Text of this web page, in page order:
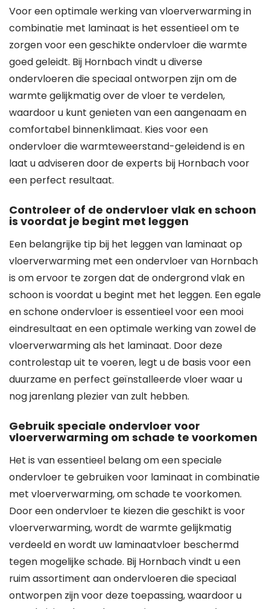
Voor een optimale werking van vloerverwarming in
combinatie met laminaat is het essentieel om te
zorgen voor een geschikte ondervloer die warmte
goed geleidt. Bij Hornbach vindt u diverse
ondervloeren die speciaal ontworpen zijn om de
warmte gelijkmatig over de vloer te verdelen,
waardoor u kunt genieten van een aangenaam en
comfortabel binnenklimaat. Kies voor een
ondervloer die warmteweerstand-geleidend is en
laat u adviseren door de experts bij Hornbach voor
een perfect resultaat.
Controleer of de ondervloer vlak en schoon
is voordat je begint met leggen
Een belangrijke tip bij het leggen van laminaat op
vloerverwarming met een ondervloer van Hornbach
is om ervoor te zorgen dat de ondergrond vlak en
schoon is voordat u begint met het leggen. Een egale
en schone ondervloer is essentieel voor een mooi
eindresultaat en een optimale werking van zowel de
vloerverwarming als het laminaat. Door deze
controlestap uit te voeren, legt u de basis voor een
duurzame en perfect geïnstalleerde vloer waar u
nog jarenlang plezier van zult hebben.
Gebruik speciale ondervloer voor
vloerverwarming om schade te voorkomen
Het is van essentieel belang om een speciale
ondervloer te gebruiken voor laminaat in combinatie
met vloerverwarming, om schade te voorkomen.
Door een ondervloer te kiezen die geschikt is voor
vloerverwarming, wordt de warmte gelijkmatig
verdeeld en wordt uw laminaatvloer beschermd
tegen mogelijke schade. Bij Hornbach vindt u een
ruim assortiment aan ondervloeren die speciaal
ontworpen zijn voor deze toepassing, waardoor u